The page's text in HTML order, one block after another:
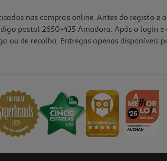
nas compras online. Antes do registo e
postal 2650-435 Amadora. Após o login
ou de recolha. Entregas apenas